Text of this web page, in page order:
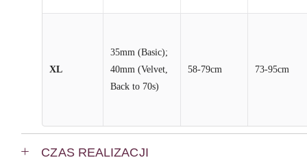
XL
35mm (Basic);
40mm (Velvet,
Back to 70s)
58-79cm 73-95cm
CZAS REALIZACJI